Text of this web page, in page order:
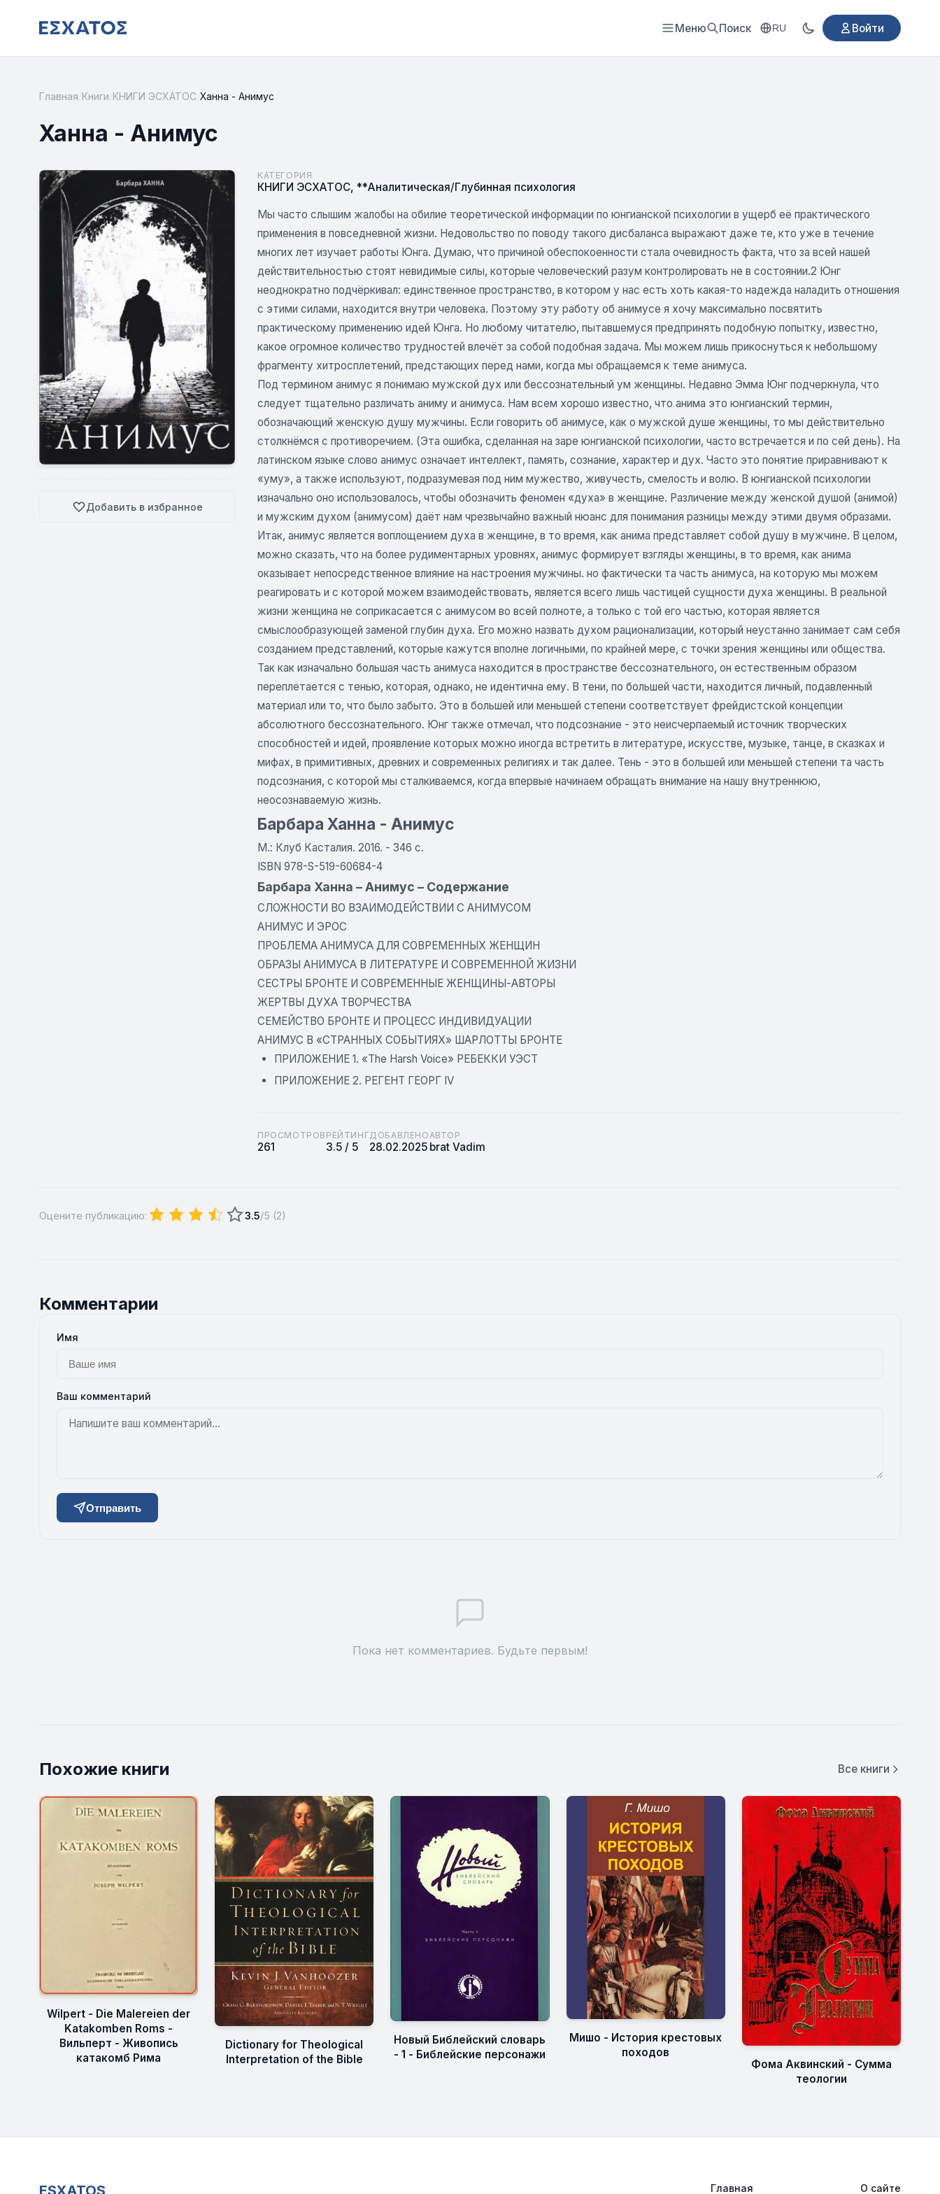
Меню Поиск RU Войти
Главная Книги КНИГИ ЭСХАТОС Ханна - Анимус
Ханна - Анимус
Добавить в избранное
КАТЕГОРИЯ
КНИГИ ЭСХАТОС, **Аналитическая/Глубинная психология
Мы часто слышим жалобы на обилие теоретической информации по юнгианской психологии в ущерб её практического
применения в повседневной жизни. Недовольство по поводу такого дисбаланса выражают даже те, кто уже в течение
многих лет изучает работы Юнга. Думаю, что причиной обеспокоенности стала очевидность факта, что за всей нашей
действительностью стоят невидимые силы, которые человеческий разум контролировать не в состоянии.2 Юнг
неоднократно подчёркивал: единственное пространство, в котором у нас есть хоть какая-то надежда наладить отношения
с этими силами, находится внутри человека. Поэтому эту работу об анимусе я хочу максимально посвятить
практическому применению идей Юнга. Но любому читателю, пытавшемуся предпринять подобную попытку, известно,
какое огромное количество трудностей влечёт за собой подобная задача. Мы можем лишь прикоснуться к небольшому
фрагменту хитросплетений, предстающих перед нами, когда мы обращаемся к теме анимуса.
Под термином анимус я понимаю мужской дух или бессознательный ум женщины. Недавно Эмма Юнг подчеркнула, что
следует тщательно различать аниму и анимуса. Нам всем хорошо известно, что анима это юнгианский термин,
обозначающий женскую душу мужчины. Если говорить об анимусе, как о мужской душе женщины, то мы действительно
столкнёмся с противоречием. (Эта ошибка, сделанная на заре юнгианской психологии, часто встречается и по сей день). На
латинском языке слово анимус означает интеллект, память, сознание, характер и дух. Часто это понятие приравнивают к
«уму», а также используют, подразумевая под ним мужество, живучесть, смелость и волю. В юнгианской психологии
изначально оно использовалось, чтобы обозначить феномен «духа» в женщине. Различение между женской душой (анимой)
и мужским духом (анимусом) даёт нам чрезвычайно важный нюанс для понимания разницы между этими двумя образами.
Итак, анимус является воплощением духа в женщине, в то время, как анима представляет собой душу в мужчине. В целом,
можно сказать, что на более рудиментарных уровнях, анимус формирует взгляды женщины, в то время, как анима
оказывает непосредственное влияние на настроения мужчины. но фактически та часть анимуса, на которую мы можем
реагировать и с которой можем взаимодействовать, является всего лишь частицей сущности духа женщины. В реальной
жизни женщина не соприкасается с анимусом во всей полноте, а только с той его частью, которая является
смыслообразующей заменой глубин духа. Его можно назвать духом рационализации, который неустанно занимает сам себя
созданием представлений, которые кажутся вполне логичными, по крайней мере, с точки зрения женщины или общества.
Так как изначально большая часть анимуса находится в пространстве бессознательного, он естественным образом
переплетается с тенью, которая, однако, не идентична ему. В тени, по большей части, находится личный, подавленный
материал или то, что было забыто. Это в большей или меньшей степени соответствует фрейдистской концепции
абсолютного бессознательного. Юнг также отмечал, что подсознание - это неисчерпаемый источник творческих
способностей и идей, проявление которых можно иногда встретить в литературе, искусстве, музыке, танце, в сказках и
мифах, в примитивных, древних и современных религиях и так далее. Тень - это в большей или меньшей степени та часть
подсознания, с которой мы сталкиваемся, когда впервые начинаем обращать внимание на нашу внутреннюю,
неосознаваемую жизнь.
Барбара Ханна - Анимус
М.: Клуб Касталия. 2016. - 346 с.
ISBN 978-S-519-60684-4
Барбара Ханна – Анимус – Содержание
СЛОЖНОСТИ ВО ВЗАИМОДЕЙСТВИИ С АНИМУСОМ
АНИМУС И ЭРОС
ПРОБЛЕМА АНИМУСА ДЛЯ СОВРЕМЕННЫХ ЖЕНЩИН
ОБРАЗЫ АНИМУСА В ЛИТЕРАТУРЕ И СОВРЕМЕННОЙ ЖИЗНИ
СЕСТРЫ БРОНТЕ И СОВРЕМЕННЫЕ ЖЕНЩИНЫ-АВТОРЫ
ЖЕРТВЫ ДУХА ТВОРЧЕСТВА
СЕМЕЙСТВО БРОНТЕ И ПРОЦЕСС ИНДИВИДУАЦИИ
АНИМУС В «СТРАННЫХ СОБЫТИЯХ» ШАРЛОТТЫ БРОНТЕ
ПРИЛОЖЕНИЕ 1. «Тhe Harsh Voice» РЕБЕККИ УЭСТ
ПРИЛОЖЕНИЕ 2. РЕГЕНТ ГЕОРГ IV
ПРОСМОТРОВ
261
РЕЙТИНГ
3.5 / 5
ДОБАВЛЕНО
28.02.2025
АВТОР
brat Vadim
Оцените публикацию: 3.5/5 (2)
Комментарии
Имя
Ваш комментарий
Отправить
Пока нет комментариев. Будьте первым!
Похожие книги Все книги
Wilpert - Die Malereien der
Katakomben Roms -
Вильперт - Живопись
катакомб Рима
Dictionary for Theological
Interpretation of the Bible
Новый Библейский словарь
- 1 - Библейские персонажи
Мишо - История крестовых
походов
Фома Аквинский - Сумма
теологии
Главная О сайте